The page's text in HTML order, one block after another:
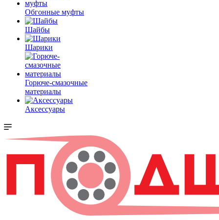
Обгонные муфты
Шайбы
Шарики
Горюче-смазочные
материалы
Аксессуары